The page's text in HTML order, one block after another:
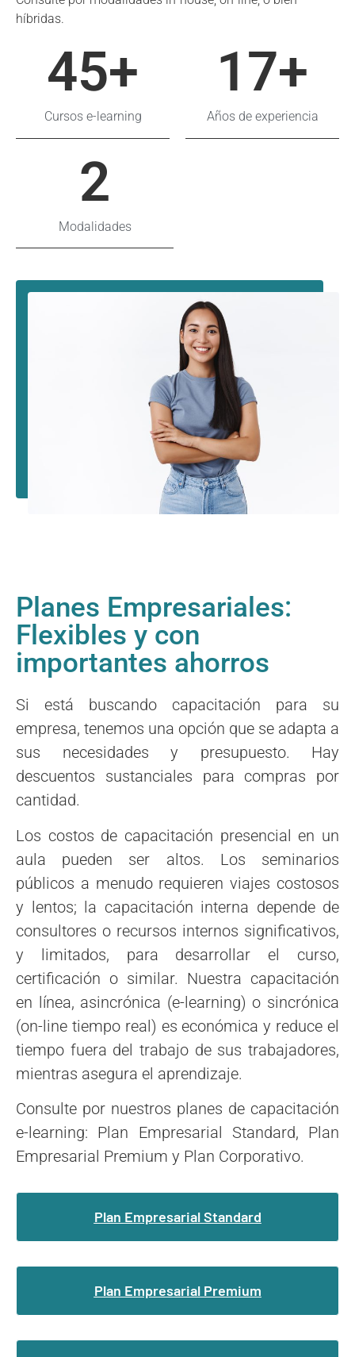
híbridas.
45+
Cursos e-learning
17+
Años de experiencia
2
Modalidades
Planes Empresariales:
Flexibles y con
importantes ahorros
Si está buscando capacitación para su
empresa, tenemos una opción que se adapta a
sus necesidades y presupuesto. Hay
descuentos sustanciales para compras por
cantidad.
Los costos de capacitación presencial en un
aula pueden ser altos. Los seminarios
públicos a menudo requieren viajes costosos
y lentos; la capacitación interna depende de
consultores o recursos internos significativos,
y limitados, para desarrollar el curso,
certificación o similar. Nuestra capacitación
en línea, asincrónica (e-learning) o sincrónica
(on-line tiempo real) es económica y reduce el
tiempo fuera del trabajo de sus trabajadores,
mientras asegura el aprendizaje.
Consulte por nuestros planes de capacitación
e-learning: Plan Empresarial Standard, Plan
Empresarial Premium y Plan Corporativo.
Plan Empresarial Standard
Plan Empresarial Premium